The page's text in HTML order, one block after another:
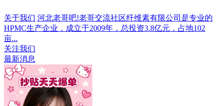
关于我们 河北老哥吧!老哥交流社区纤维素有限公司是专业的
HPMC生产企业，成立于2009年，总投资3.8亿元，占地102
亩...
关注我们
最新消息